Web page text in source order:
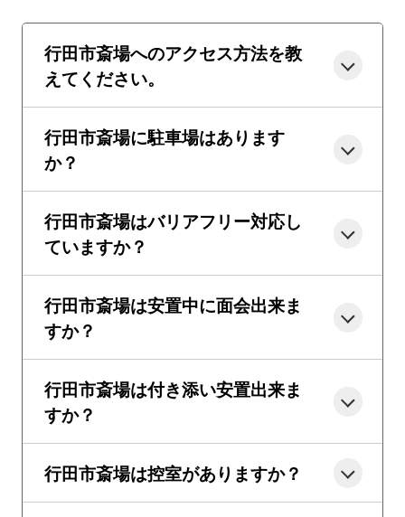
行田市斎場へのアクセス方法を教
えてください。
行田市斎場に駐車場はあります
か？
行田市斎場はバリアフリー対応し
ていますか？
行田市斎場は安置中に面会出来ま
すか？
行田市斎場は付き添い安置出来ま
すか？
行田市斎場は控室がありますか？